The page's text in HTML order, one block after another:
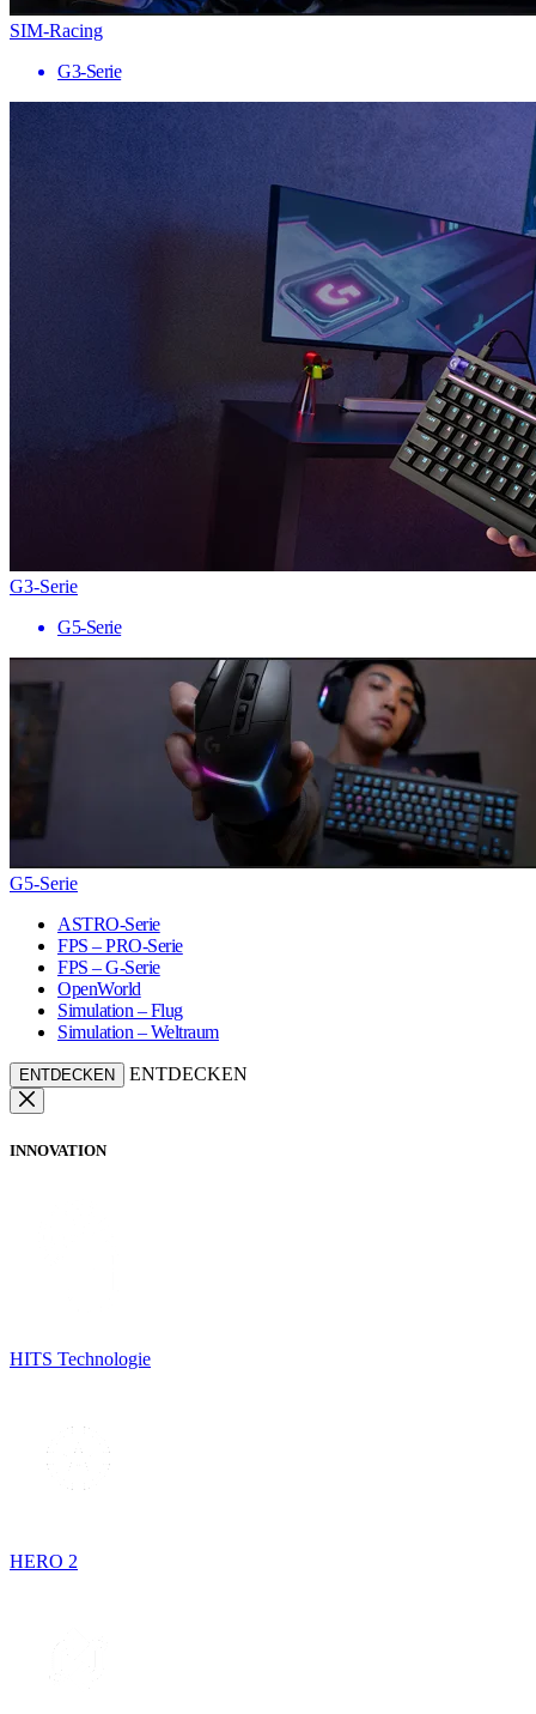
SIM-Racing
G3-Serie
G3-Serie
G5-Serie
G5-Serie
ASTRO-Serie
FPS – PRO-Serie
FPS – G-Serie
OpenWorld
Simulation – Flug
Simulation – Weltraum
ENTDECKEN ENTDECKEN
INNOVATION
HITS Technologie
HERO 2